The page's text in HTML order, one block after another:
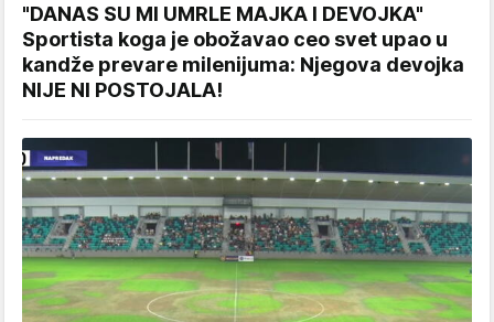
"DANAS SU MI UMRLE MAJKA I DEVOJKA"
Sportista koga je obožavao ceo svet upao u
kandže prevare milenijuma: Njegova devojka
NIJE NI POSTOJALA!